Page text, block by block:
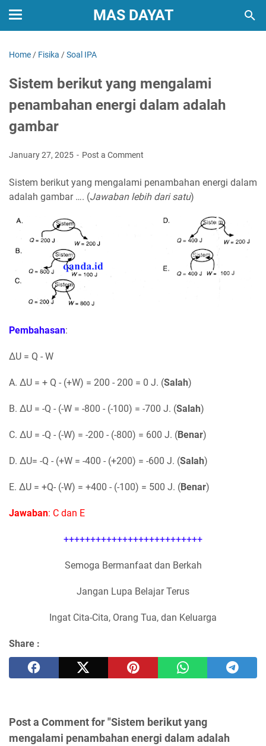
MAS DAYAT
Home / Fisika /Soal IPA
Sistem berikut yang mengalami
penambahan energi dalam adalah
gambar
January 27, 2025 Post a Comment
Sistem berikut yang mengalami penambahan energi dalam
adalah gambar …. (Jawaban lebih dari satu)
Pembahasan:
ΔU = Q - W
A. ΔU = + Q - (+W) = 200 - 200 = 0 J. (Salah)
B. ΔU = -Q - (-W = -800 - (-100) = -700 J. (Salah)
C. ΔU = -Q - (-W) = -200 - (-800) = 600 J. (Benar)
D. ΔU= -Q - (+W = -400 - (+200) = -600 J. (Salah)
E. ΔU = +Q- (-W) = +400 - (-100) = 500 J. (Benar)
Jawaban: C dan E
++++++++++++++++++++++++++
Semoga Bermanfaat dan Berkah
Jangan Lupa Belajar Terus
Ingat Cita-Cita, Orang Tua, dan Keluarga
Share :
Post a Comment for "Sistem berikut yang
mengalami penambahan energi dalam adalah